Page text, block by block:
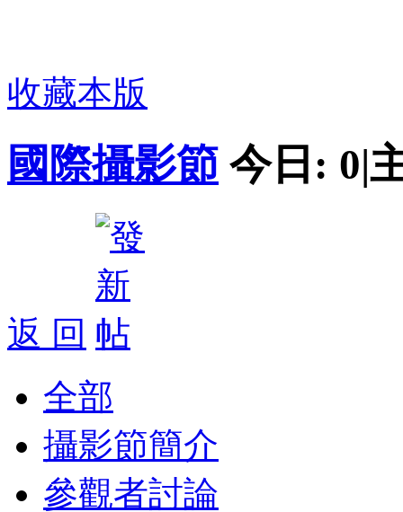
收藏本版
國際攝影節 今日: 0|
返 回
全部
攝影節簡介
參觀者討論